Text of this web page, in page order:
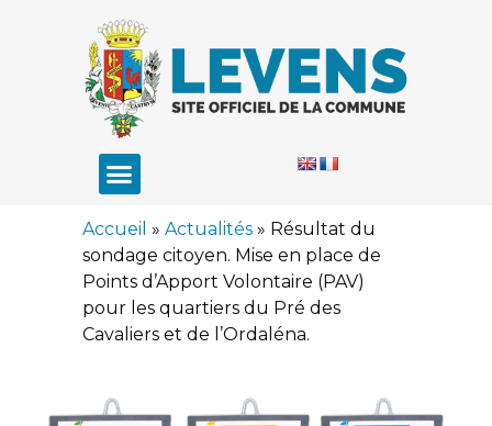
Accueil » Actualités » Résultat du
sondage citoyen. Mise en place de
Points d’Apport Volontaire (PAV)
pour les quartiers du Pré des
Cavaliers et de l’Ordaléna.